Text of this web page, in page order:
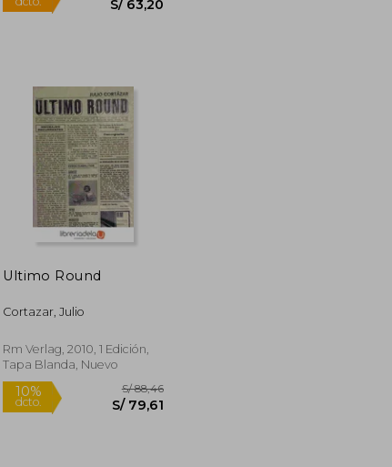
S/ 92,44
Ultimo Round
Cortazar, Julio
Rm Verlag, 2010, 1 Edición,
Tapa Blanda, Nuevo